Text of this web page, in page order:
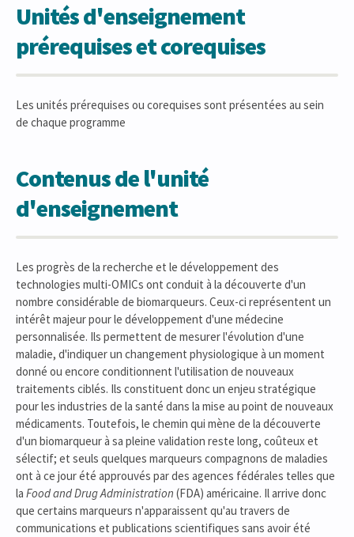
Unités d'enseignement
prérequises et corequises
Les unités prérequises ou corequises sont présentées au sein
de chaque programme
Contenus de l'unité
d'enseignement
Les progrès de la recherche et le développement des
technologies multi-OMICs ont conduit à la découverte d'un
nombre considérable de biomarqueurs. Ceux-ci représentent un
intérêt majeur pour le développement d'une médecine
personnalisée. Ils permettent de mesurer l'évolution d'une
maladie, d'indiquer un changement physiologique à un moment
donné ou encore conditionnent l'utilisation de nouveaux
traitements ciblés. Ils constituent donc un enjeu stratégique
pour les industries de la santé dans la mise au point de nouveaux
médicaments. Toutefois, le chemin qui mène de la découverte
d'un biomarqueur à sa pleine validation reste long, coûteux et
sélectif; et seuls quelques marqueurs compagnons de maladies
ont à ce jour été approuvés par des agences fédérales telles que
la Food and Drug Administration (FDA) américaine. Il arrive donc
que certains marqueurs n'apparaissent qu'au travers de
communications et publications scientifiques sans avoir été